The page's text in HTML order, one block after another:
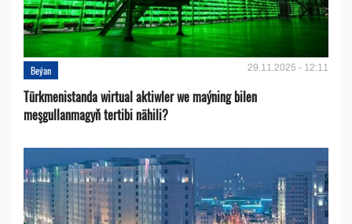
Beýan 29.11.2025 - 12:11
Türkmenistanda wirtual aktiwler we maýning bilen
meşgullanmagyň tertibi nähili?